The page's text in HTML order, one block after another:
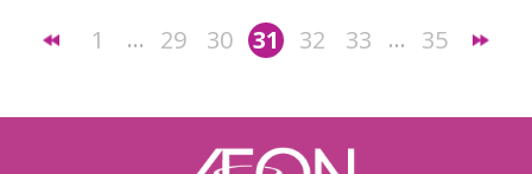
1 … 29 30 31 32 33 … 35